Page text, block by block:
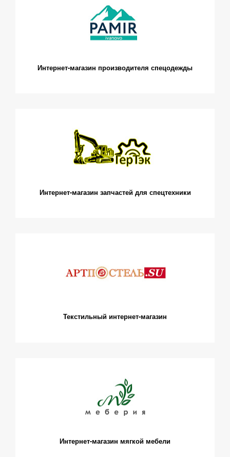
Интернет-магазин производителя спецодежды
Интернет-магазин запчастей для спецтехники
Текстильный интернет-магазин
Интернет-магазин мягкой мебели